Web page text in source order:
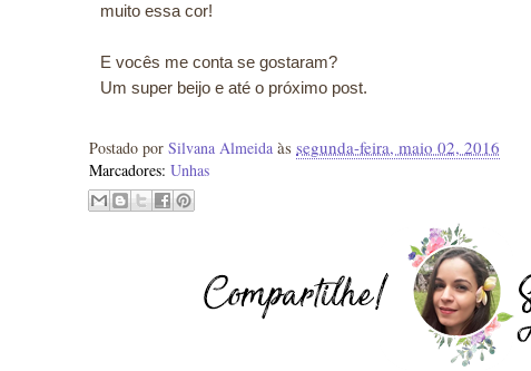
muito essa cor!
E vocês me conta se gostaram?
Um super beijo e até o próximo post.
Postado por Silvana Almeida às segunda-feira, maio 02, 2016
Marcadores: Unhas